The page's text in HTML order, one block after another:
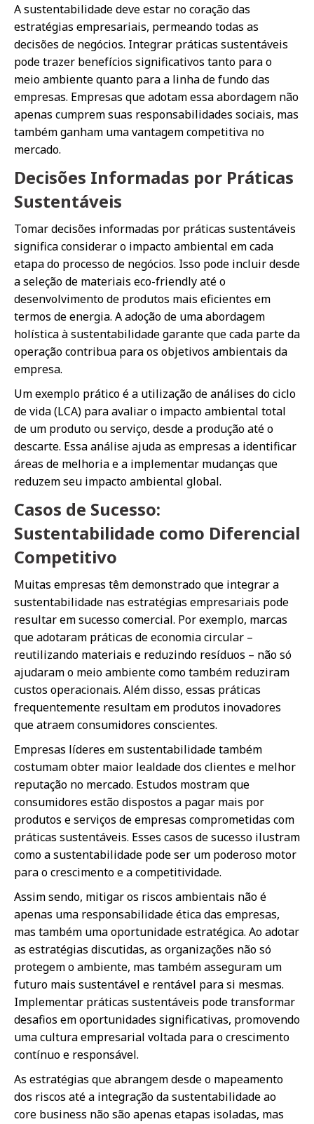
A sustentabilidade deve estar no coração das
estratégias empresariais, permeando todas as
decisões de negócios. Integrar práticas sustentáveis
pode trazer benefícios significativos tanto para o
meio ambiente quanto para a linha de fundo das
empresas. Empresas que adotam essa abordagem não
apenas cumprem suas responsabilidades sociais, mas
também ganham uma vantagem competitiva no
mercado.
Decisões Informadas por Práticas
Sustentáveis
Tomar decisões informadas por práticas sustentáveis
significa considerar o impacto ambiental em cada
etapa do processo de negócios. Isso pode incluir desde
a seleção de materiais eco-friendly até o
desenvolvimento de produtos mais eficientes em
termos de energia. A adoção de uma abordagem
holística à sustentabilidade garante que cada parte da
operação contribua para os objetivos ambientais da
empresa.
Um exemplo prático é a utilização de análises do ciclo
de vida (LCA) para avaliar o impacto ambiental total
de um produto ou serviço, desde a produção até o
descarte. Essa análise ajuda as empresas a identificar
áreas de melhoria e a implementar mudanças que
reduzem seu impacto ambiental global.
Casos de Sucesso:
Sustentabilidade como Diferencial
Competitivo
Muitas empresas têm demonstrado que integrar a
sustentabilidade nas estratégias empresariais pode
resultar em sucesso comercial. Por exemplo, marcas
que adotaram práticas de economia circular –
reutilizando materiais e reduzindo resíduos – não só
ajudaram o meio ambiente como também reduziram
custos operacionais. Além disso, essas práticas
frequentemente resultam em produtos inovadores
que atraem consumidores conscientes.
Empresas líderes em sustentabilidade também
costumam obter maior lealdade dos clientes e melhor
reputação no mercado. Estudos mostram que
consumidores estão dispostos a pagar mais por
produtos e serviços de empresas comprometidas com
práticas sustentáveis. Esses casos de sucesso ilustram
como a sustentabilidade pode ser um poderoso motor
para o crescimento e a competitividade.
Assim sendo, mitigar os riscos ambientais não é
apenas uma responsabilidade ética das empresas,
mas também uma oportunidade estratégica. Ao adotar
as estratégias discutidas, as organizações não só
protegem o ambiente, mas também asseguram um
futuro mais sustentável e rentável para si mesmas.
Implementar práticas sustentáveis pode transformar
desafios em oportunidades significativas, promovendo
uma cultura empresarial voltada para o crescimento
contínuo e responsável.
As estratégias que abrangem desde o mapeamento
dos riscos até a integração da sustentabilidade ao
core business não são apenas etapas isoladas, mas